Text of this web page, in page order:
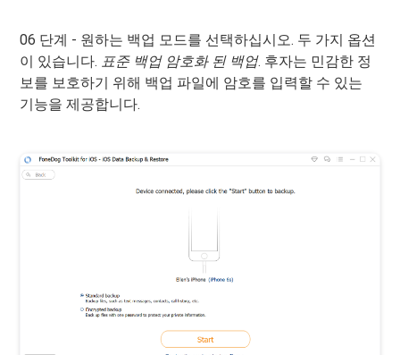
06 단계 - 원하는 백업 모드를 선택하십시오. 두 가지 옵션
이 있습니다. 표준 백업 암호화 된 백업. 후자는 민감한 정
보를 보호하기 위해 백업 파일에 암호를 입력할 수 있는
기능을 제공합니다.